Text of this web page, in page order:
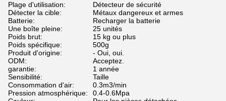
Plage d'utilisation:
Détecteur de sécurité
Détecter la cible:
Métaux dangereux et armes
Batterie:
Recharger la batterie
Une boîte pleine:
25 unités
Poids brut:
15 kg ou plus
Poids spécifique:
500g
Produit d'origine:
- Oui, oui.
ODM:
Acceptez.
garantie:
1 année
Sensibilité:
Taille
Consommation d'air:
0.3m3/min
Pression atmosphérique:
0.4-0.6Mpa